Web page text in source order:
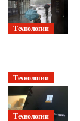
Технологии
Технологии
Технологии